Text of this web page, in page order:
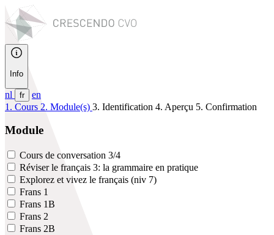
Info
nl fr
en
1. Cours 2. Module(s) 3. Identification 4. Aperçu 5. Confirmation
Module
Cours de conversation 3/4
Réviser le français 3: la grammaire en pratique
Explorez et vivez le français (niv 7)
Frans 1
Frans 1B
Frans 2
Frans 2B